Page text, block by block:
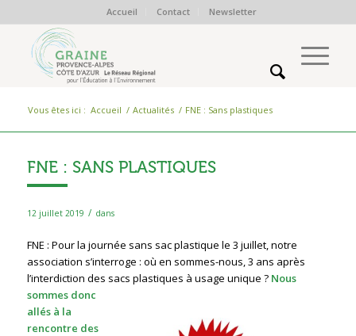
Accueil Contact Newsletter
Vous êtes ici : Accueil / Actualités / FNE : Sans plastiques
FNE : SANS PLASTIQUES
12 juillet 2019 / dans
FNE : Pour la journée sans sac plastique le 3 juillet, notre
association s’interroge : où en sommes-nous, 3 ans après
l’interdiction des sacs plastiques à usage unique ? Nous
sommes donc
allés à la
rencontre des